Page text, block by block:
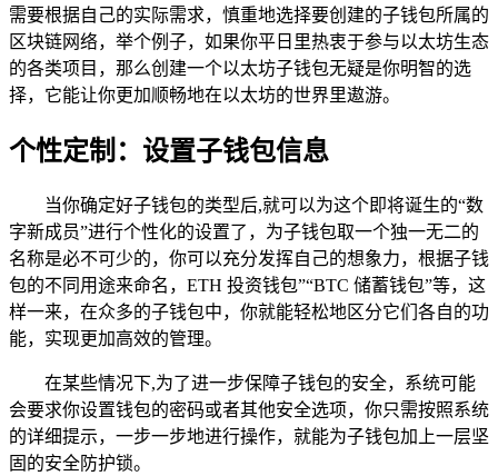
需要根据自己的实际需求，慎重地选择要创建的子钱包所属的
区块链网络，举个例子，如果你平日里热衷于参与以太坊生态
的各类项目，那么创建一个以太坊子钱包无疑是你明智的选
择，它能让你更加顺畅地在以太坊的世界里遨游。
个性定制：设置子钱包信息
当你确定好子钱包的类型后,就可以为这个即将诞生的“数
字新成员”进行个性化的设置了，为子钱包取一个独一无二的
名称是必不可少的，你可以充分发挥自己的想象力，根据子钱
包的不同用途来命名，ETH 投资钱包”“BTC 储蓄钱包”等，这
样一来，在众多的子钱包中，你就能轻松地区分它们各自的功
能，实现更加高效的管理。
在某些情况下,为了进一步保障子钱包的安全，系统可能
会要求你设置钱包的密码或者其他安全选项，你只需按照系统
的详细提示，一步一步地进行操作，就能为子钱包加上一层坚
固的安全防护锁。